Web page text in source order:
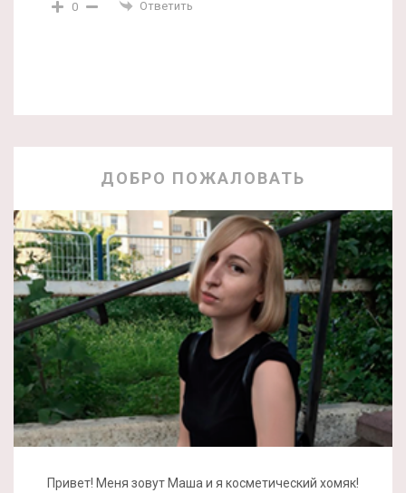
0 Ответить
ДОБРО ПОЖАЛОВАТЬ
Привет! Меня зовут Маша и я косметический хомяк!